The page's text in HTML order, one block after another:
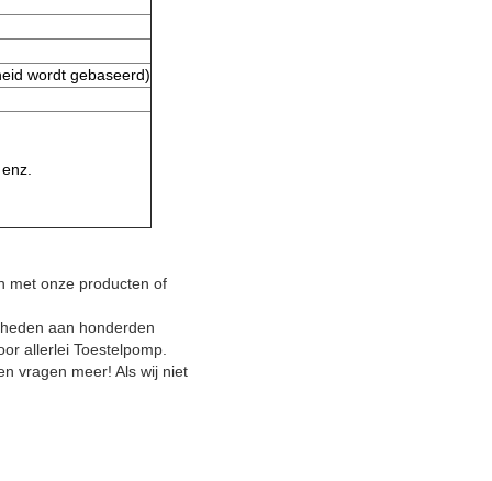
wordt gebaseerd)
met onze producten of
aan honderden
allerlei Toestelpomp.
vragen meer! Als wij niet